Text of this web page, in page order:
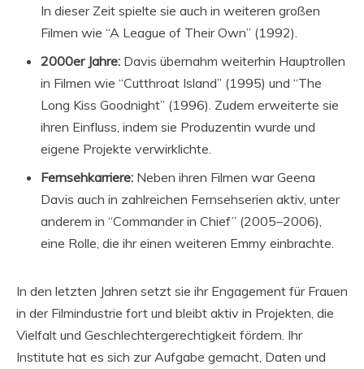
In dieser Zeit spielte sie auch in weiteren großen
Filmen wie “A League of Their Own” (1992).
2000er Jahre: Davis übernahm weiterhin Hauptrollen
in Filmen wie “Cutthroat Island” (1995) und “The
Long Kiss Goodnight” (1996). Zudem erweiterte sie
ihren Einfluss, indem sie Produzentin wurde und
eigene Projekte verwirklichte.
Fernsehkarriere: Neben ihren Filmen war Geena
Davis auch in zahlreichen Fernsehserien aktiv, unter
anderem in “Commander in Chief” (2005–2006),
eine Rolle, die ihr einen weiteren Emmy einbrachte.
In den letzten Jahren setzt sie ihr Engagement für Frauen
in der Filmindustrie fort und bleibt aktiv in Projekten, die
Vielfalt und Geschlechtergerechtigkeit fördern. Ihr
Institute hat es sich zur Aufgabe gemacht, Daten und